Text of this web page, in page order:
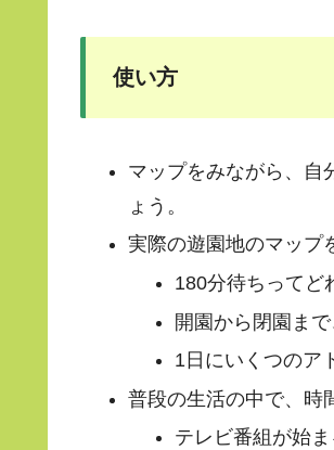
使い方
マップをみながら、自
ょう。
実際の遊園地のマップ
180分待ちってど
開園から閉園ま
1日にいくつのア
普段の生活の中で、時
テレビ番組が始